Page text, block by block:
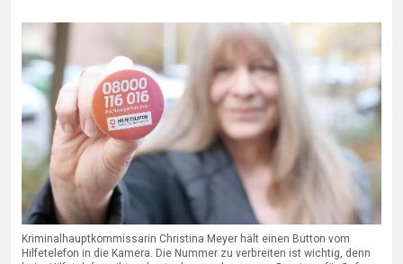
Kriminalhauptkommissarin Christina Meyer hält einen Button vom
Hilfetelefon in die Kamera. Die Nummer zu verbreiten ist wichtig, denn